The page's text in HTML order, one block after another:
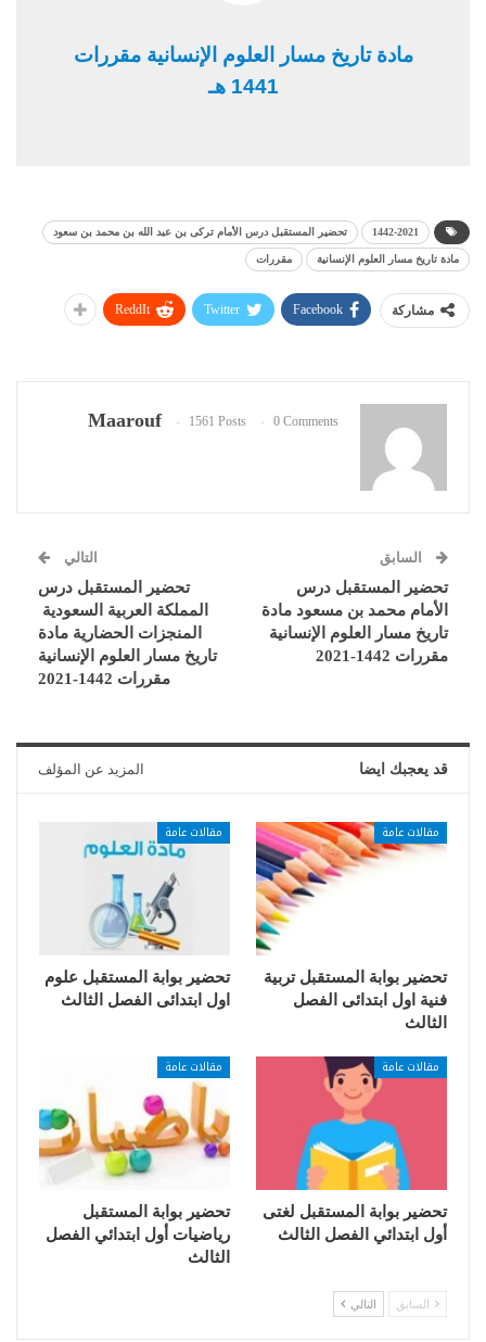
مادة تاريخ مسار العلوم الإنسانية مقررات
1441 هـ
1442-2021 تحضير المستقبل درس الأمام تركى بن عبد الله بن محمد بن سعود
مادة تاريخ مسار العلوم الإنسانية مقررات
مشاركة Facebook
Twitter
ReddIt
Maarouf 1561 Posts 0 Comments
السابق
تحضير المستقبل درس
الأمام محمد بن مسعود مادة
تاريخ مسار العلوم الإنسانية
مقررات 1442-2021
التالي
تحضير المستقبل درس
المملكة العربية السعودية
المنجزات الحضارية مادة
تاريخ مسار العلوم الإنسانية
مقررات 1442-2021
قد يعجبك ايضا المزيد عن المؤلف
مقالات عامة
تحضير بوابة المستقبل تربية
فنية اول ابتدائى الفصل
الثالث
مقالات عامة
تحضير بوابة المستقبل علوم
اول ابتدائى الفصل الثالث
مقالات عامة
تحضير بوابة المستقبل لغتى
أول ابتدائي الفصل الثالث
مقالات عامة
تحضير بوابة المستقبل
رياضيات أول ابتدائي الفصل
الثالث
السابق التالي